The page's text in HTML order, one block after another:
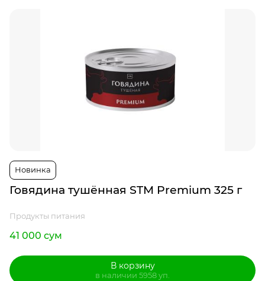
Новинка
Говядина тушённая STM Premium 325 г
Продукты питания
41 000 сум
В корзину
в наличии 5958 уп.